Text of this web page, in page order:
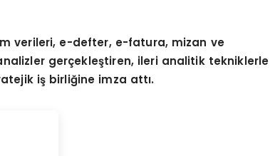
verileri, e-defter, e-fatura, mizan ve
gerçekleştiren, ileri analitik tekniklerle
iş birliğine imza attı.